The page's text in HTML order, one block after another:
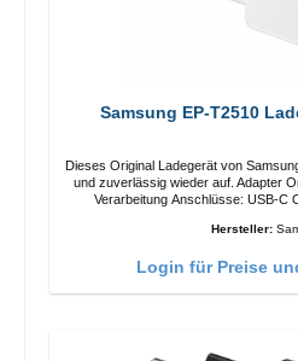
Samsung EP-
Dieses Original Ladegerät von Samsung lädt alle Smartphones
und zuverlässig wieder auf. Adapter Original Samsung Hochwertige
Hersteller:
Login für Preise